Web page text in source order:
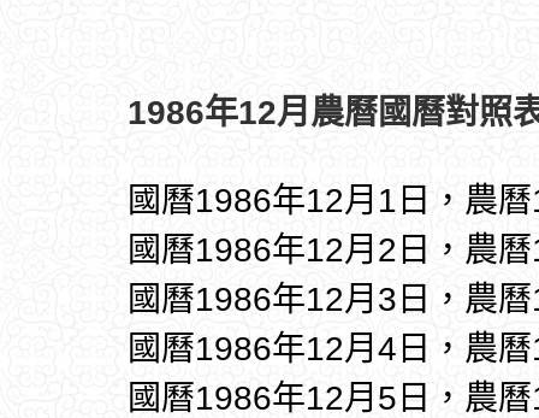
1986年12月農曆國曆對照
國曆1986年12月1日，農
國曆1986年12月2日，農
國曆1986年12月3日，農
國曆1986年12月4日，農
國曆1986年12月5日，農